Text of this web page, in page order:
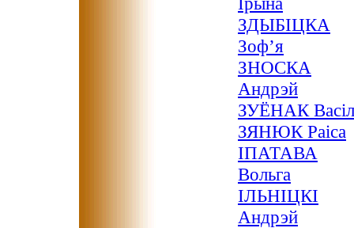
ЗДЫБІЦКА
Зоф’я
ЗНОСКА
Андрэй
ЗУЁНАК
ЗЯНЮК Раіса
ІПАТАВА
Вольга
ІЛЬНІЦКІ
Андрэй